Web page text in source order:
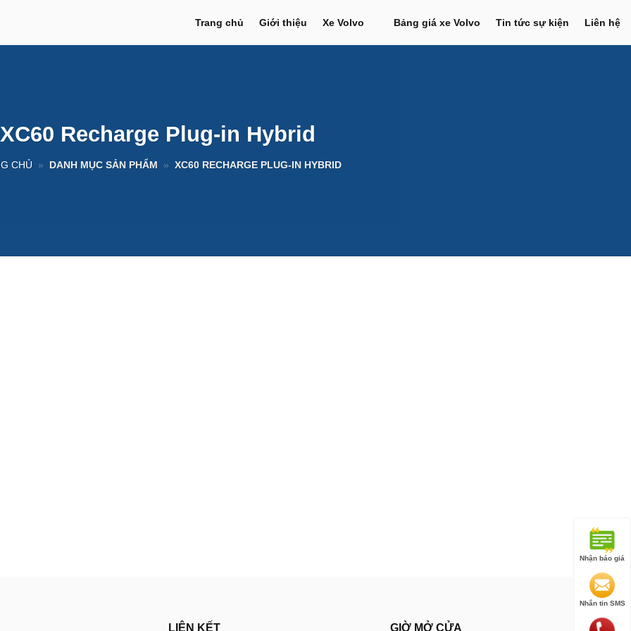
Trang chủ Giới thiệu Xe Volvo Bảng giá xe Volvo Tin tức sự kiện Liên hệ
XC60 Recharge Plug-in Hybrid
CHỦ » DANH MỤC SẢN PHẨM » XC60 RECHARGE PLUG-IN HYBRID
LIÊN KẾT GIỜ MỞ CỬA
Nhận báo giá
Nhắn tin SMS